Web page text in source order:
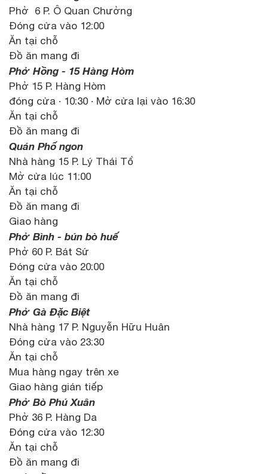
Phở 6 P. Ô Quan Chưởng
Đóng cửa vào 12:00
Ăn tại chỗ
Đồ ăn mang đi
Phở Hồng - 15 Hàng Hòm
Phở 15 P. Hàng Hòm
đóng cửa · 10:30 · Mở cửa lại vào 16:30
Ăn tại chỗ
Đồ ăn mang đi
Quán Phố ngon
Nhà hàng 15 P. Lý Thái Tổ
Mở cửa lúc 11:00
Ăn tại chỗ
Đồ ăn mang đi
Giao hàng
Phở Bình - bún bò huế
Phở 60 P. Bát Sứ
Đóng cửa vào 20:00
Ăn tại chỗ
Đồ ăn mang đi
Phở Gà Đặc Biệt
Nhà hàng 17 P. Nguyễn Hữu Huân
Đóng cửa vào 23:30
Ăn tại chỗ
Mua hàng ngay trên xe
Giao hàng gián tiếp
Phở Bò Phú Xuân
Phở 36 P. Hàng Da
Đóng cửa vào 12:30
Ăn tại chỗ
Đồ ăn mang đi